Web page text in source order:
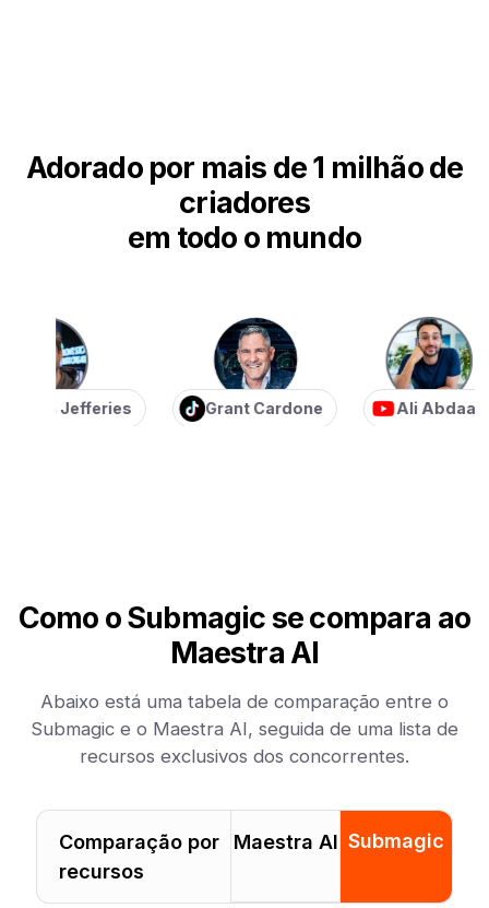
Adorado por mais de 1 milhão de
criadores
em todo o mundo
Jefferies Grant Cardone Ali Abdaal
Como o Submagic se compara ao
Maestra AI
Abaixo está uma tabela de comparação entre o
Submagic e o Maestra AI, seguida de uma lista de
recursos exclusivos dos concorrentes.
Comparação por
recursos
Maestra AI Submagic